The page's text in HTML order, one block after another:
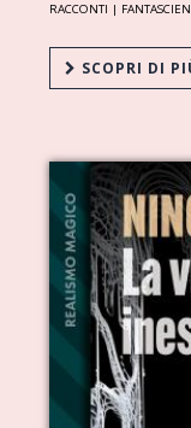
RACCONTI |
SCOPRI DI